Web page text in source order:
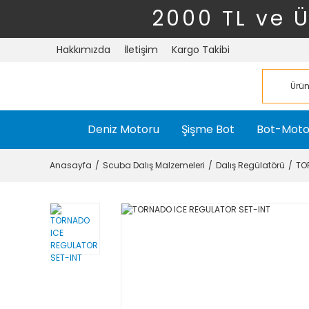
2000 TL ve
Hakkımızda İletişim Kargo Takibi
Deniz Motoru Şişme Bot Bot-
Anasayfa Scuba Dalış Malzemeleri Dalış Regülatörü